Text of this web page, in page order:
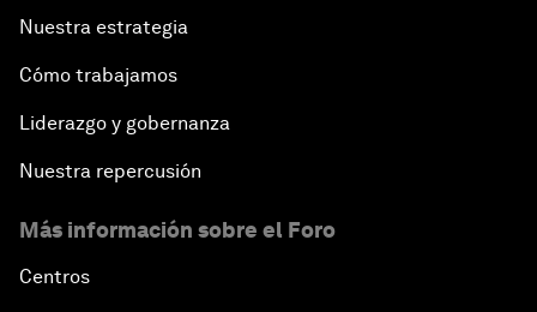
Nuestra estrategia
Cómo trabajamos
Liderazgo y gobernanza
Nuestra repercusión
Más información sobre el Foro
Centros